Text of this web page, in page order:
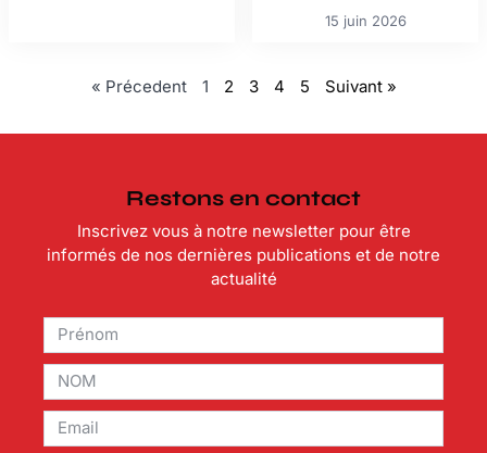
15 juin 2026
« Précedent 1 2 3 4 5 Suivant »
Restons en contact
Inscrivez vous à notre newsletter pour être
informés de nos dernières publications et de notre
actualité